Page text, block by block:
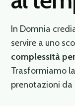
In Domnia
servire a uno
complessità
Trasformiamo
prenotazioni